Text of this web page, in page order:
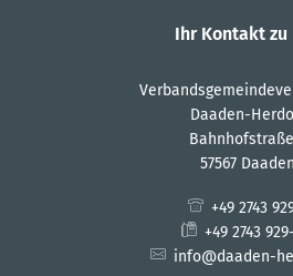
Ihr Kontakt zu
Daaden-
57567 Daaden
+49 2743
+49 2743
info@daaden-